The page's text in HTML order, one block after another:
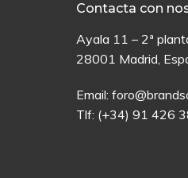
Contacta con
Ayala 11 – 2ª
28001 Madrid,
Email:
Tlf: (+34) 91 426